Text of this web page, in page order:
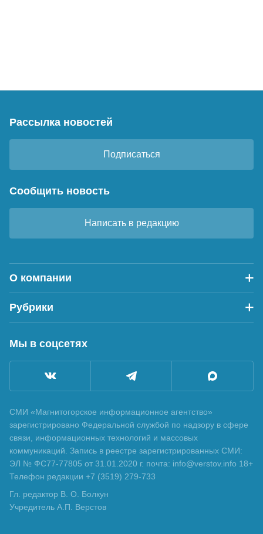
Рассылка новостей
Подписаться
Сообщить новость
Написать в редакцию
О компании
Рубрики
Мы в соцсетях
СМИ «Магнитогорское информационное агентство»
зарегистрировано Федеральной службой по надзору в сфере
связи, информационных технологий и массовых
коммуникаций. Запись в реестре зарегистрированных СМИ:
ЭЛ № ФС77-77805 от 31.01.2020 г. почта: info@verstov.info 18+
Телефон редакции +7 (3519) 279-733
Гл. редактор В. О. Болкун
Учредитель А.П. Верстов